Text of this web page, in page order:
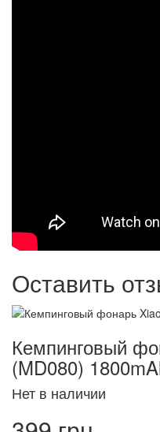
Оставить
Кемпинговый
(MD080)
Нет в наличии